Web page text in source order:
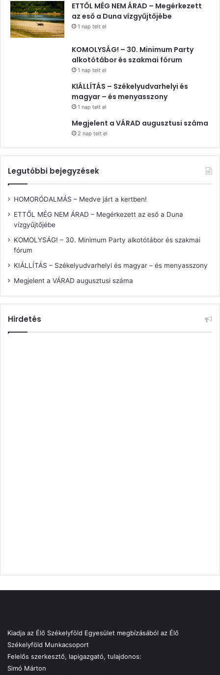
ETTŐL MÉG NEM ÁRAD – Megérkezett
az eső a Duna vízgyűjtőjébe
1 nap telt el
KOMOLYSÁG! – 30. Minimum Party
alkotótábor és szakmai fórum
1 nap telt el
KIÁLLÍTÁS – Székelyudvarhelyi és
magyar – és menyasszony
1 nap telt el
Megjelent a VÁRAD augusztusi száma
2 nap telt el
Legutóbbi bejegyzések
HOMORÓDALMÁS – Medve járt a kertben!
ETTŐL MÉG NEM ÁRAD – Megérkezett az eső a Duna
vízgyűjtőjébe
KOMOLYSÁG! – 30. Minimum Party alkotótábor és szakmai
fórum
KIÁLLÍTÁS – Székelyudvarhelyi és magyar – és menyasszony
Megjelent a VÁRAD augusztusi száma
Hirdetés
Kiadja az Élő Székelyföld Egyesület megbízásából az Élő
Székelyföld Munkacsoport
Felelős szerkesztő, lapigazgató, tulajdonos:
Simó Márton